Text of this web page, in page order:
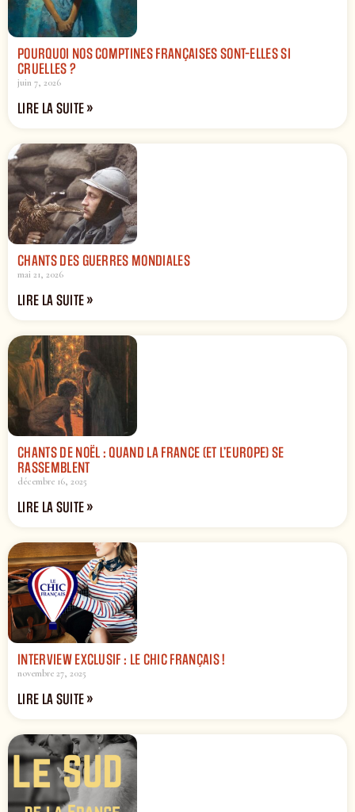
POURQUOI NOS COMPTINES FRANÇAISES SONT-ELLES SI
CRUELLES ?
juin 7, 2026
LIRE LA SUITE »
CHANTS DES GUERRES MONDIALES
mai 21, 2026
LIRE LA SUITE »
CHANTS DE NOËL : QUAND LA FRANCE (ET L’EUROPE) SE
RASSEMBLENT
décembre 16, 2025
LIRE LA SUITE »
INTERVIEW EXCLUSIF : LE CHIC FRANÇAIS !
novembre 27, 2025
LIRE LA SUITE »